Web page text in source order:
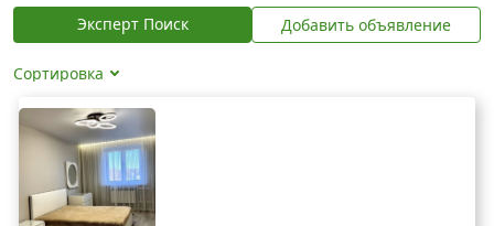
Эксперт Поиск Добавить объявление
Сортировка